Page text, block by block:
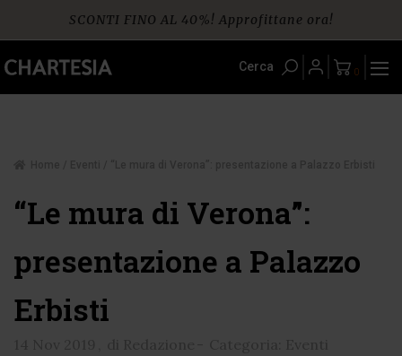
content
SCONTI FINO AL 40%! Approfittane ora!
Spedizione gratuita per ordini da € 60
Cerca 0
“Le mura di Verona”:
presentazione a Palazzo
Erbisti